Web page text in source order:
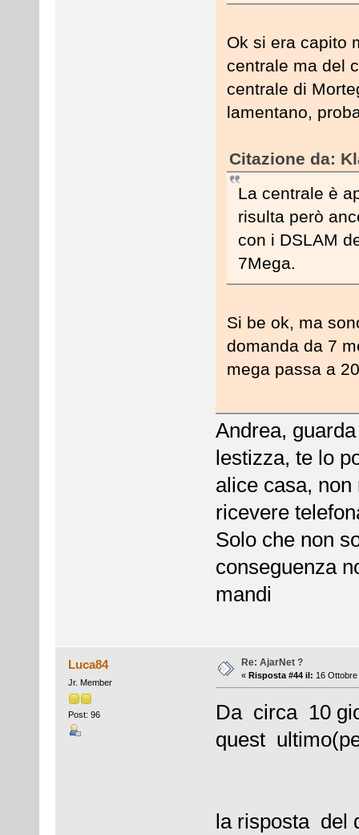
Ok si era capito
centrale ma del
centrale di
lamentano,
Citazione da:
La centrale è
risulta però
con i DSLAM
7Mega.
Si be ok, ma
domanda da 7
mega passa a
Andrea,
lestizza, te lo
alice casa,
ricevere
Solo che non
conseguenza
mandi
Luca84
Jr. Member
Post: 96
Re: AjarNet ?
« Risposta #44 il: 16
Da circa 10
quest
la risposta del